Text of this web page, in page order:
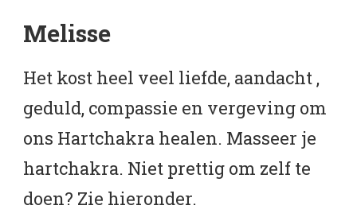
Melisse
Het kost heel veel liefde, aandacht ,
geduld, compassie en vergeving om
ons Hartchakra healen. Masseer je
hartchakra. Niet prettig om zelf te
doen? Zie hieronder.